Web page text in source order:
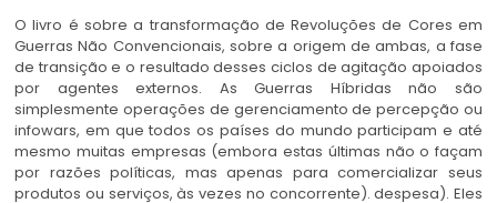
O livro é sobre a transformação de Revoluções de Cores em
Guerras Não Convencionais, sobre a origem de ambas, a fase
de transição e o resultado desses ciclos ​​de agitação apoiados
por agentes externos. As Guerras Híbridas não são
simplesmente operações de gerenciamento de percepção ou
infowars, em que todos os países do mundo participam e até
mesmo muitas empresas (embora estas últimas não o façam
por razões políticas, mas apenas para comercializar seus
produtos ou serviços, às vezes no concorrente). despesa). Eles